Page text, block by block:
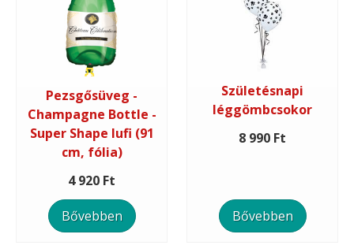
Pezsgősüveg -
Champagne Bottle -
Super Shape lufi (91
cm, fólia)
4 920 Ft
Bővebben
Születésnapi
léggömbcsokor
8 990 Ft
Bővebben